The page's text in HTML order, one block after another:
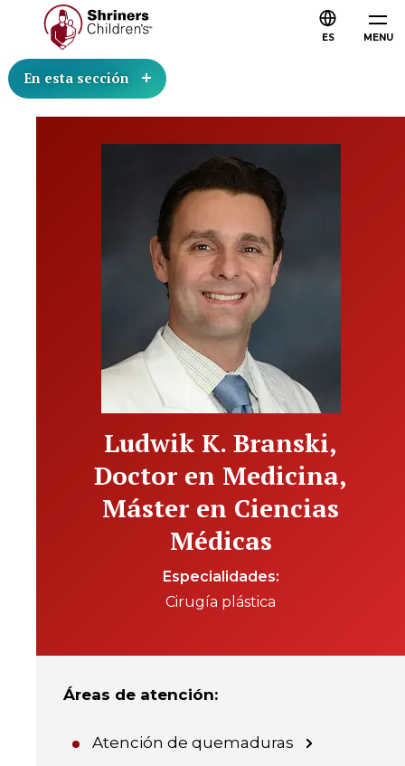
MENU
ES
En esta sección
Ludwik K. Branski,
Doctor en Medicina,
Máster en Ciencias
Médicas
Especialidades
Cirugía plástica
Áreas de atención:
Atención de quemaduras